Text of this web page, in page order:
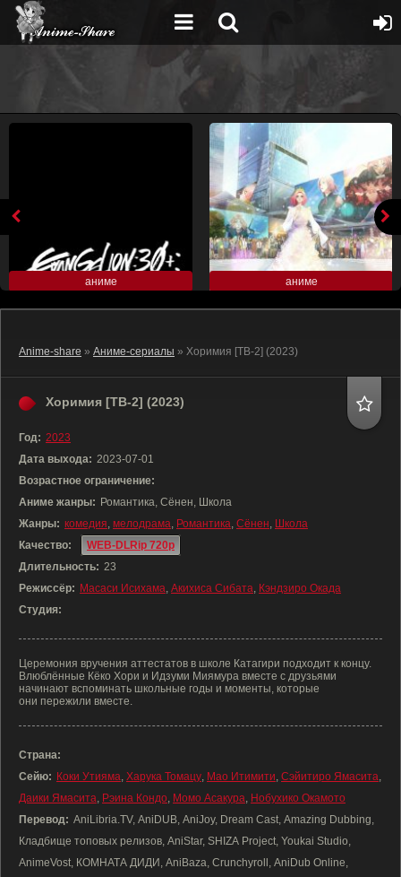
аниме аниме
Anime-share » Аниме-сериалы » Хоримия [ТВ-2] (2023)
Хоримия [ТВ-2] (2023)
Год: 2023
Дата выхода: 2023-07-01
Возрастное ограничение:
Аниме жанры: Романтика, Сёнен, Школа
Жанры: комедия, мелодрама, Романтика, Сёнен, Школа
Качество:
WEB-DLRip 720p
Длительность: 23
Режиссёр: Масаси Исихама, Акихиса Сибата, Кэндзиро Окада
Студия:
Церемония вручения аттестатов в школе Катагири подходит к концу.
Влюблённые Кёко Хори и Идзуми Миямура вместе с друзьями
начинают вспоминать школьные годы и моменты, которые
они пережили вместе.
Страна:
Сейю: Коки Утияма, Харука Томацу, Мао Итимити, Сэйитиро Ямасита,
Даики Ямасита, Рэина Кондо, Момо Асакура, Нобухико Окамото
Перевод: AniLibria.TV, AniDUB, AniJoy, Dream Cast, Amazing Dubbing,
Кладбище топовых релизов, AniStar, SHIZA Project, Youkai Studio,
AnimeVost, КОМНАТА ДИДИ, AniBaza, Crunchyroll, AniDub Online,